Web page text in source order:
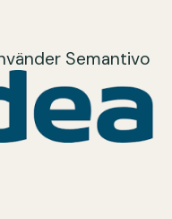
Semantivo